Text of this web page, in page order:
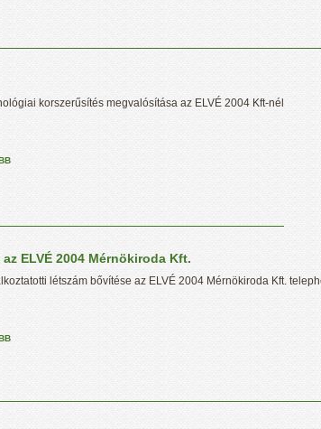
korszerűsítés megvalósítása az ELVÉ 2004 Kft-nél
ELVÉ 2004 Mérnökiroda Kft.
létszám bővítése az ELVÉ 2004 Mérnökiroda Kft.